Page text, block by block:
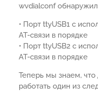
wvdialconf
• Порт ttyUSB1 с
AT-связи в порядке
• Порт ttyUSB2 с
AT-связи в порядке
Теперь мы знаем,
работать один из